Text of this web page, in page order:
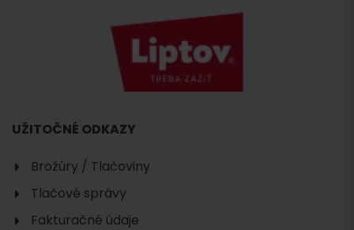
UŽITOČNÉ ODKAZY
Brožúry / Tlačoviny
Tlačové správy
Fakturačné údaje